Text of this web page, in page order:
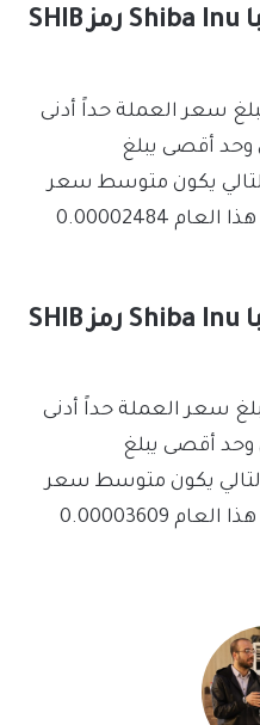
توقعات سعر عملة شيبا Shiba Inu رمز SHIB
أن يبلغ سعر العملة حداً أدنى
أمريكي وحد أقصى يبلغ
وبالتالي يكون متوسط سعر
عملة شيبا Shiba رمز SHIB في هذا العام 0.00002484
توقعات سعر عملة شيبا Shiba Inu رمز SHIB
أن يبلغ سعر العملة حداً أدنى
أمريكي وحد أقصى يبلغ
وبالتالي يكون متوسط سعر
عملة شيبا Shiba رمز SHIB في هذا العام 0.00003609